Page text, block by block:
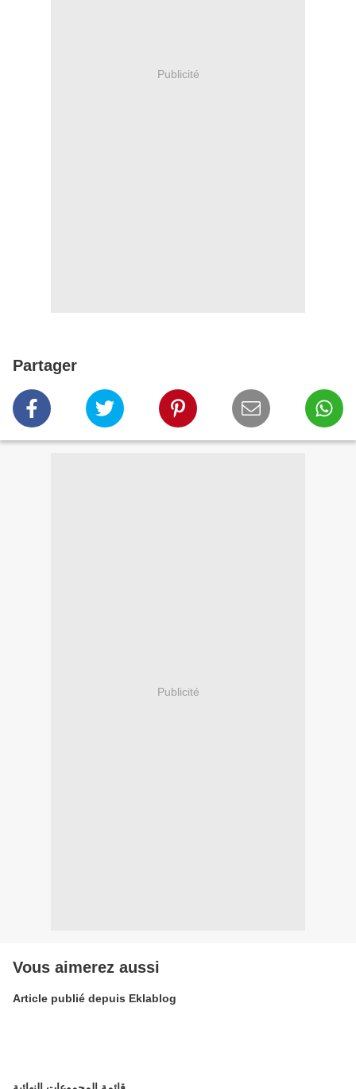
Publicité
Partager
Publicité
Vous aimerez aussi
Article publié depuis Eklablog